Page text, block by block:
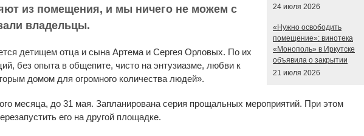
24 июля 2026
«Нужно освободить
помещение»: винотека
«Монополь» в Иркутске
объявила о закрытии
21 июля 2026
из помещения, и мы ничего не можем с
владельцы.
детищем отца и сына Артема и Сергея Орловых. По их
без опыта в общепите, чисто на энтузиазме, любви к
домом для огромного количества людей».
месяца, до 31 мая. Запланирована серия прощальных мероприятий. При этом
его на другой площадке.